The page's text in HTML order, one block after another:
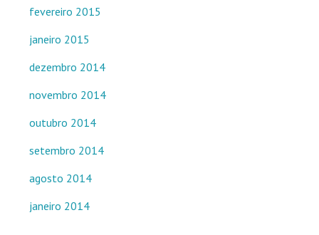
fevereiro 2015
janeiro 2015
dezembro 2014
novembro 2014
outubro 2014
setembro 2014
agosto 2014
janeiro 2014